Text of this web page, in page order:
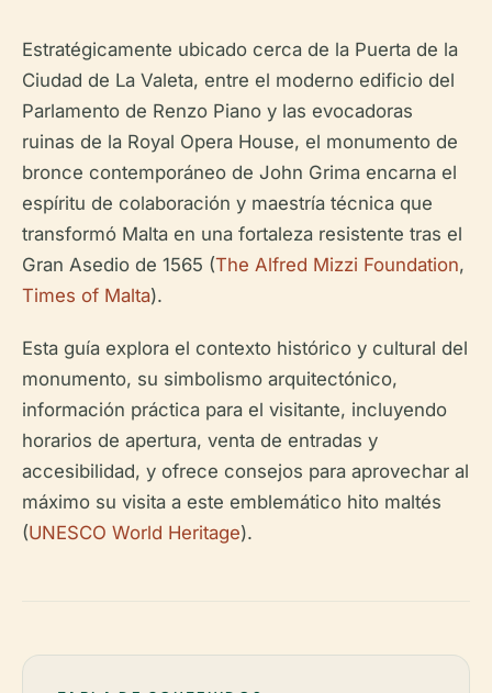
Estratégicamente ubicado cerca de la Puerta de la
Ciudad de La Valeta, entre el moderno edificio del
Parlamento de Renzo Piano y las evocadoras
ruinas de la Royal Opera House, el monumento de
bronce contemporáneo de John Grima encarna el
espíritu de colaboración y maestría técnica que
transformó Malta en una fortaleza resistente tras el
Gran Asedio de 1565 (The Alfred Mizzi Foundation,
Times of Malta).
Esta guía explora el contexto histórico y cultural del
monumento, su simbolismo arquitectónico,
información práctica para el visitante, incluyendo
horarios de apertura, venta de entradas y
accesibilidad, y ofrece consejos para aprovechar al
máximo su visita a este emblemático hito maltés
(UNESCO World Heritage).